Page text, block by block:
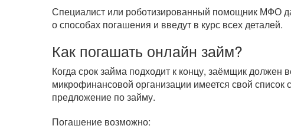
Специалист или роботизированный помощник МФО
о способах погашения и введут в курс всех деталей.
Как погашать онлайн займ?
Когда срок займа подходит к концу, заёмщик
микрофинансовой организации имеется свой
предложение по займу.
Погашение возможно: